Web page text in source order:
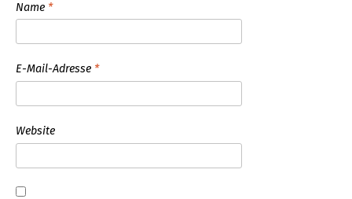
Name *
E-Mail-Adresse *
Website